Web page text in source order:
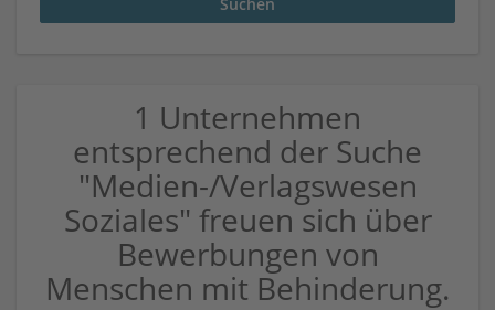
1 Unternehmen
entsprechend der Suche
"Medien-/Verlagswesen
Soziales" freuen sich über
Bewerbungen von
Menschen mit Behinderung.